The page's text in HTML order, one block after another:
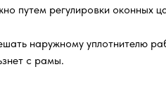
путем регулировки оконных
наружному уплотнителю
с рамы.